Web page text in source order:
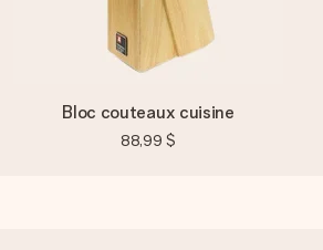
Bloc couteaux cuisine
88,99 $